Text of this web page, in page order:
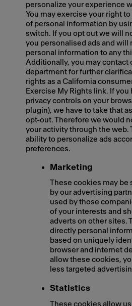
personalize your experience
You may exercise your right
of personal information by
switch. If you opt out we will
you personalised ads and will
personal information to any
Additionally, you may contact
department for further
rights as a California
Exercise My Rights link. If you
privacy controls on your
plugin), we have to take that
opt-out. Therefore we would
your activity through the web.
ability to personalize ads
preferences.
Marketing
These cookies may be
by our advertising
used by those
of your interests and
adverts on other sites.
directly personal
based on uniquely
browser and internet
allow these cookies,
less targeted
Statistics
These cookies allow